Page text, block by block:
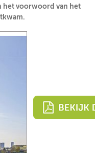
het voorwoord van het